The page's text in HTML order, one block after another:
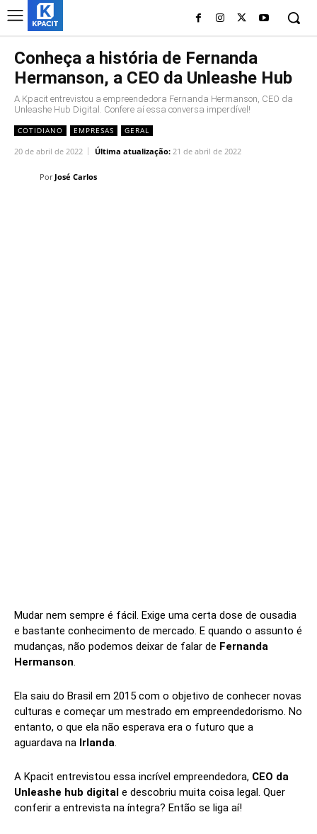
Conheça a história de Fernanda
Hermanson, a CEO da Unleashe Hub
A Kpacit entrevistou a empreendedora Fernanda Hermanson, CEO da
Unleashe Hub Digital. Confere aí essa conversa imperdível!
COTIDIANO EMPRESAS GERAL
20 de abril de 2022 Última atualização: 21 de abril de 2022
Por José Carlos
Mudar nem sempre é fácil. Exige uma certa dose de ousadia
e bastante conhecimento de mercado. E quando o assunto é
mudanças, não podemos deixar de falar de Fernanda
Hermanson.
Ela saiu do Brasil em 2015 com o objetivo de conhecer novas
culturas e começar um mestrado em empreendedorismo. No
entanto, o que ela não esperava era o futuro que a
aguardava na Irlanda.
A Kpacit entrevistou essa incrível empreendedora, CEO da
Unleashe hub digital e descobriu muita coisa legal. Quer
conferir a entrevista na íntegra? Então se liga aí!